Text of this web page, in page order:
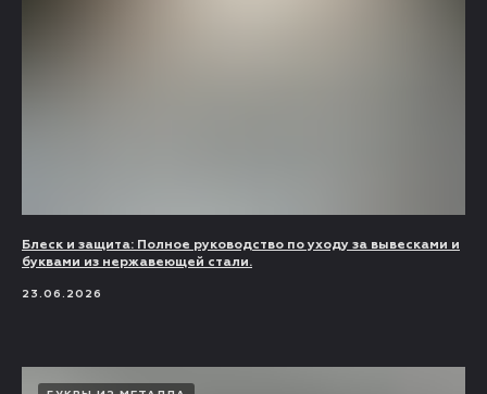
Блеск и защита: Полное руководство по уходу за вывесками и
буквами из нержавеющей стали.
23.06.2026